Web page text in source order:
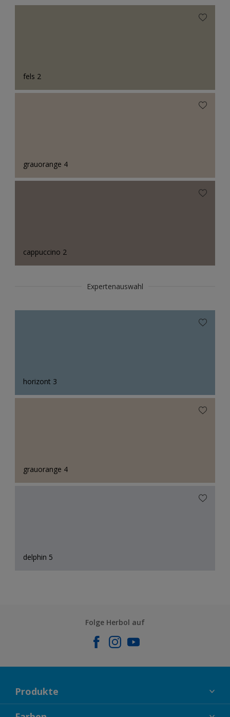
fels 2
grauorange 4
cappuccino 2
Expertenauswahl
horizont 3
grauorange 4
delphin 5
Folge Herbol auf
Produkte
FASSADENFARBEN